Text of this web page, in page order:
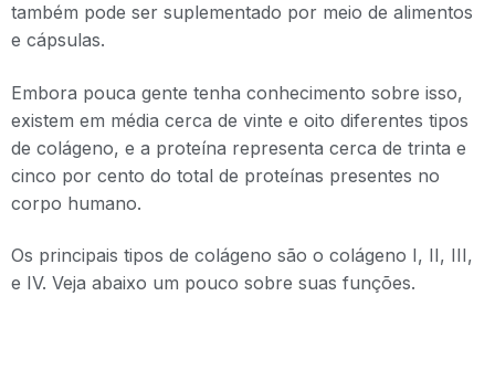
também pode ser suplementado por meio de alimentos
e cápsulas.
Embora pouca gente tenha conhecimento sobre isso,
existem em média cerca de vinte e oito diferentes tipos
de colágeno, e a proteína representa cerca de trinta e
cinco por cento do total de proteínas presentes no
corpo humano.
Os principais tipos de colágeno são o colágeno I, II, III,
e IV. Veja abaixo um pouco sobre suas funções.